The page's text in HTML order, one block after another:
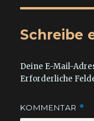
Schreibe
Deine E-Mail-
Erforderliche
KOMMENTAR *